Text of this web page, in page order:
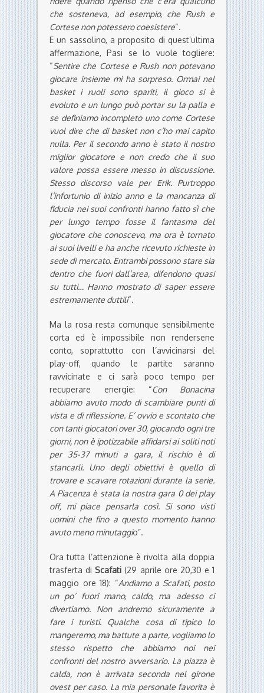
che sosteneva, ad esempio, che Rush e
Cortese non potessero coesistere“.
E un sassolino, a proposito di quest’ultima
affermazione, Pasi se lo vuole togliere:
“Sentire che Cortese e Rush non potevano
giocare insieme mi ha sorpreso. Ormai nel
basket i ruoli sono spariti, il gioco si è
evoluto e un lungo può portar su la palla e
se definiamo incompleto uno come Cortese
vuol dire che di basket non c’ho mai capito
nulla. Per il secondo anno è stato il nostro
miglior giocatore e non credo che il suo
valore possa essere messo in discussione.
Stesso discorso vale per Erik. Purtroppo
l’infortunio di inizio anno e la mancanza di
fiducia nei suoi confronti hanno fatto sì che
per lungo tempo fosse il fantasma del
giocatore che conoscevo, ma ora è tornato
ai suoi livelli e ha anche ricevuto richieste in
sede di mercato. Entrambi possono stare sia
dentro che fuori dall’area, difendono quasi
su tutti… Hanno mostrato di saper essere
estremamente duttili“.
Ma la rosa resta comunque sensibilmente
corta ed è impossibile non rendersene
conto, soprattutto con l’avvicinarsi del
play-off, quando le partite saranno
ravvicinate e ci sarà poco tempo per
recuperare energie: “Con Bonacina
abbiamo avuto modo di scambiare punti di
vista e di riflessione. E’ ovvio e scontato che
con tanti giocatori over 30, giocando ogni tre
giorni, non è ipotizzabile affidarsi ai soliti noti
per 35-37 minuti a gara, il rischio è di
stancarli. Uno degli obiettivi è quello di
trovare e scavare rotazioni durante la serie.
A Piacenza è stata la nostra gara 0 dei play
off, mi piace pensarla così. Si sono visti
uomini che fino a questo momento hanno
avuto meno minutaggio”.
Ora tutta l’attenzione è rivolta alla doppia
trasferta diScafati (29 aprile ore 20,30 e 1
maggio ore 18): “Andiamo a Scafati, posto
un po’ fuori mano, caldo, ma adesso ci
divertiamo. Non andremo sicuramente a
fare i turisti. Qualche cosa di tipico lo
mangeremo, ma battute a parte, vogliamo lo
stesso rispetto che abbiamo noi nei
confronti del nostro avversario. La piazza è
calda, non è arrivata seconda nel girone
ovest per caso. La mia personale favorita è